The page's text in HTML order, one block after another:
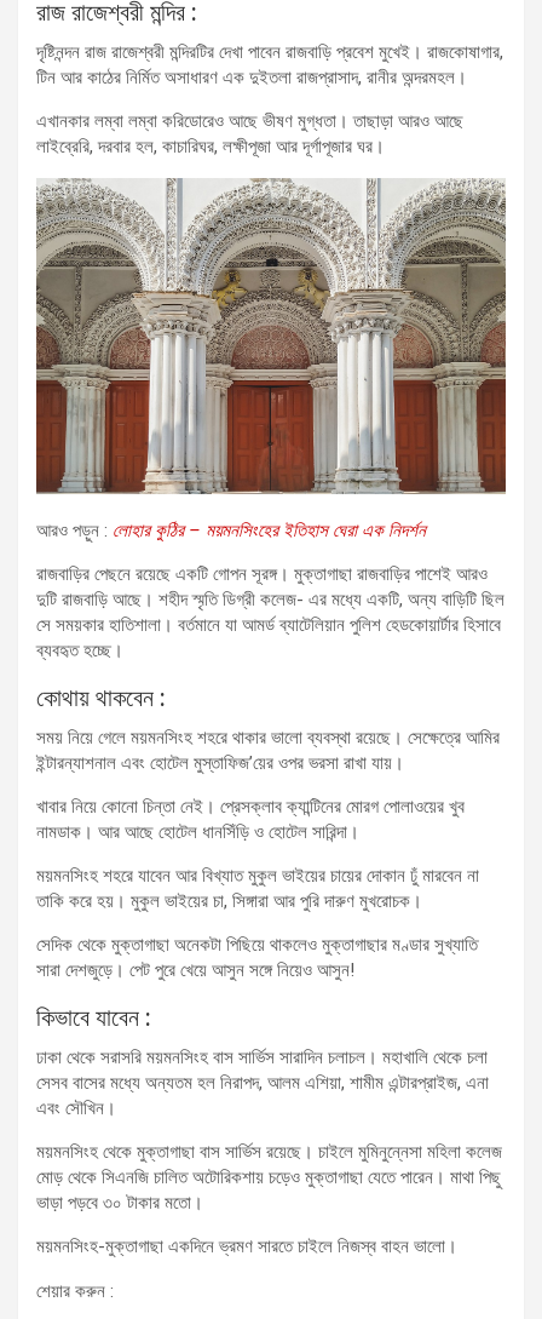
রাজ রাজেশ্বরী মন্দির :
দৃষ্টিনন্দন রাজ রাজেশ্বরী মন্দিরটির দেখা পাবেন রাজবাড়ি প্রবেশ মুখেই। রাজকোষাগার,
টিন আর কাঠের নির্মিত অসাধারণ এক দুইতলা রাজপ্রাসাদ, রানীর অন্দরমহল।
এখানকার লম্বা লম্বা করিডোরেও আছে ভীষণ মুগ্ধতা। তাছাড়া আরও আছে
লাইব্রেরি, দরবার হল, কাচারিঘর, লক্ষীপূজা আর দূর্গাপূজার ঘর।
আরও পড়ুন : লোহার কুঠির – ময়মনসিংহের ইতিহাস ঘেরা এক নিদর্শন
রাজবাড়ির পেছনে রয়েছে একটি গোপন সূরঙ্গ। মুক্তাগাছা রাজবাড়ির পাশেই আরও
দুটি রাজবাড়ি আছে। শহীদ স্মৃতি ডিগ্রী কলেজ- এর মধ্যে একটি, অন্য বাড়িটি ছিল
সে সময়কার হাতিশালা। বর্তমানে যা আমর্ড ব্যাটেলিয়ান পুলিশ হেডকোয়ার্টার হিসাবে
ব্যবহৃত হচ্ছে।
কোথায় থাকবেন :
সময় নিয়ে গেলে ময়মনসিংহ শহরে থাকার ভালো ব্যবস্থা রয়েছে। সেক্ষেত্রে আমির
ইন্টারন্যাশনাল এবং হোটেল মুস্তাফিজ’য়ের ওপর ভরসা রাখা যায়।
খাবার নিয়ে কোনো চিন্তা নেই। প্রেসক্লাব ক্যান্টিনের মোরগ পোলাওয়ের খুব
নামডাক। আর আছে হোটেল ধানসিঁড়ি ও হোটেল সারিন্দা।
ময়মনসিংহ শহরে যাবেন আর বিখ্যাত মুকুল ভাইয়ের চায়ের দোকান ঢুঁ মারবেন না
তাকি করে হয়। মুকুল ভাইয়ের চা, সিঙ্গারা আর পুরি দারুণ মুখরোচক।
সেদিক থেকে মুক্তাগাছা অনেকটা পিছিয়ে থাকলেও মুক্তাগাছার মণ্ডার সুখ্যাতি
সারা দেশজুড়ে। পেট পুরে খেয়ে আসুন সঙ্গে নিয়েও আসুন!
কিভাবে যাবেন :
ঢাকা থেকে সরাসরি ময়মনসিংহ বাস সার্ভিস সারাদিন চলাচল। মহাখালি থেকে চলা
সেসব বাসের মধ্যে অন্যতম হল নিরাপদ, আলম এশিয়া, শামীম এন্টারপ্রাইজ, এনা
এবং সৌখিন।
ময়মনসিংহ থেকে মুক্তাগাছা বাস সার্ভিস রয়েছে। চাইলে মুমিনুন্নেসা মহিলা কলেজ
মোড় থেকে সিএনজি চালিত অটোরিকশায় চড়েও মুক্তাগাছা যেতে পারেন। মাথা পিছু
ভাড়া পড়বে ৩০ টাকার মতো।
ময়মনসিংহ-মুক্তাগাছা একদিনে ভ্রমণ সারতে চাইলে নিজস্ব বাহন ভালো।
শেয়ার করুন :